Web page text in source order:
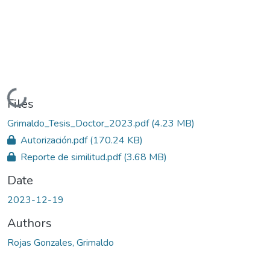
Loading...
Files
Grimaldo_Tesis_Doctor_2023.pdf(4.23 MB)
Autorización.pdf(170.24 KB)
Reporte de similitud.pdf(3.68 MB)
Date
2023-12-19
Authors
Rojas Gonzales, Grimaldo